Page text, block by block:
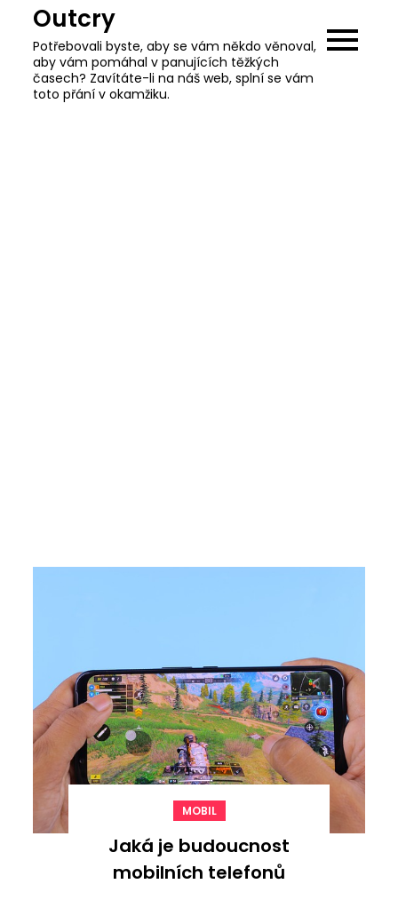
content
Outcry
Potřebovali byste, aby se vám někdo věnoval,
aby vám pomáhal v panujících těžkých
časech? Zavítáte-li na náš web, splní se vám
toto přání v okamžiku.
MOBIL
Jaká je budoucnost
mobilních telefonů